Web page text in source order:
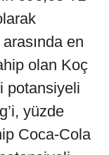
en
olan Koç
potansiyeli
yüzde
Coca-Cola